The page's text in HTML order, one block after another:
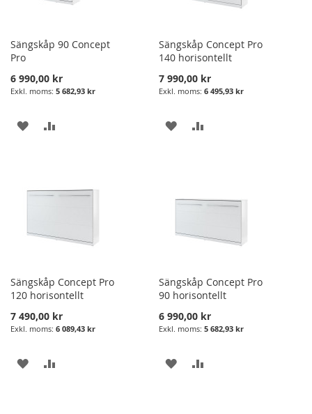
Sängskåp 90 Concept
Pro
6 990,00 kr
5 682,93 kr
LÄGG
Sängskåp Concept Pro
140 horisontellt
7 990,00 kr
6 495,93 kr
LÄGG
Sängskåp Concept Pro
120 horisontellt
7 490,00 kr
6 089,43 kr
LÄGG
Sängskåp Concept Pro
90 horisontellt
6 990,00 kr
5 682,93 kr
LÄGG